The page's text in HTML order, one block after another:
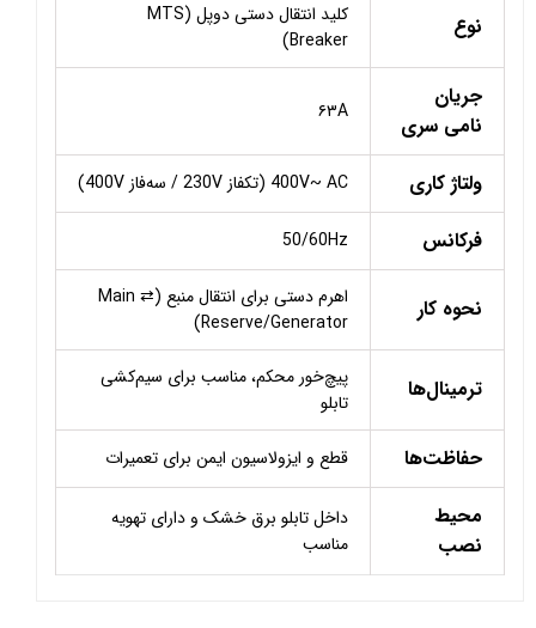
نوع
کلید انتقال دستی دوپل (MTS
Breaker)
جریان
نامی سری
۶۳A
ولتاژ کاری 400V~ AC (تکفاز 230V / سه‌فاز 400V)
فرکانس 50/60Hz
نحوه کار
اهرم دستی برای انتقال منبع (Main ⇄
Reserve/Generator)
ترمینال‌ها
پیچ‌خور محکم، مناسب برای سیم‌کشی
تابلو
حفاظت‌ها قطع و ایزولاسیون ایمن برای تعمیرات
محیط
نصب
داخل تابلو برق خشک و دارای تهویه
مناسب